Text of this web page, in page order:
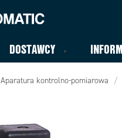
DOSTAWCY
Aparatura kontrolno-pomiarowa